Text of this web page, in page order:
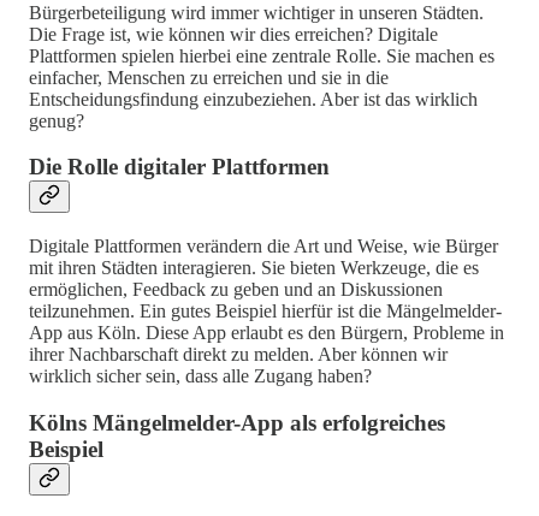
Bürgerbeteiligung wird immer wichtiger in unseren Städten.
Die Frage ist, wie können wir dies erreichen? Digitale
Plattformen spielen hierbei eine zentrale Rolle. Sie machen es
einfacher, Menschen zu erreichen und sie in die
Entscheidungsfindung einzubeziehen. Aber ist das wirklich
genug?
Die Rolle digitaler Plattformen
Digitale Plattformen verändern die Art und Weise, wie Bürger
mit ihren Städten interagieren. Sie bieten Werkzeuge, die es
ermöglichen, Feedback zu geben und an Diskussionen
teilzunehmen. Ein gutes Beispiel hierfür ist die Mängelmelder-
App aus Köln. Diese App erlaubt es den Bürgern, Probleme in
ihrer Nachbarschaft direkt zu melden. Aber können wir
wirklich sicher sein, dass alle Zugang haben?
Kölns Mängelmelder-App als erfolgreiches
Beispiel